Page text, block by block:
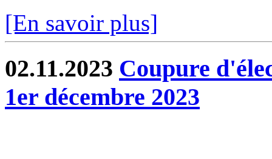
[En savoir plus]
02.11.2023 Coupure
1er décembre 2023